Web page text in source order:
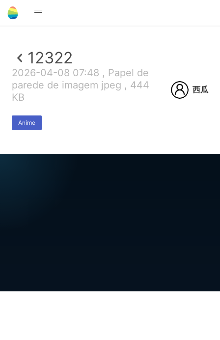
12322
2026-04-08 07:48 , Papel de
parede de imagem jpeg , 444
KB
Anime
西瓜